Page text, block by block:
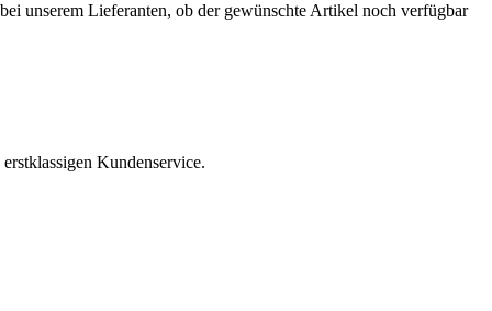
unserem Lieferanten, ob der gewünschte Artikel noch verfügbar
Kundenservice.